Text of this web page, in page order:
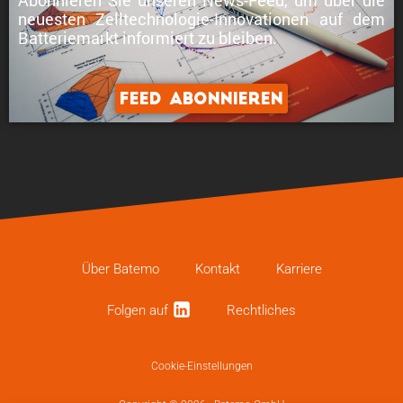
neuesten Zelltechnologie-Innovationenauf dem
Batteriemarkt informiert zu bleiben.
Feed abonnieren
Über Batemo Kontakt Karriere
Folgen auf Recht­li­ches
Cookie-Einstellungen